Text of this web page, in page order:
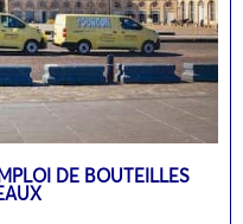
DE BOUTEILLES